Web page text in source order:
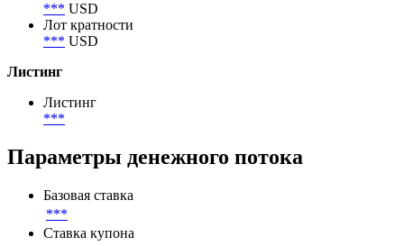
Номинал
1 000 USD
***
***USD
Листинг
Параметры денежного потока